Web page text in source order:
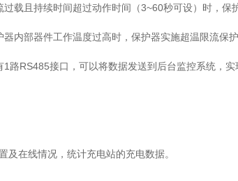
载且持续时间超过动作时间（3~60秒可设）时，保
内部器件工作温度过高时，保护器实施超温限流保
路RS485接口，可以将数据发送到后台监控系统，实
及在线情况，统计充电站的充电数据。